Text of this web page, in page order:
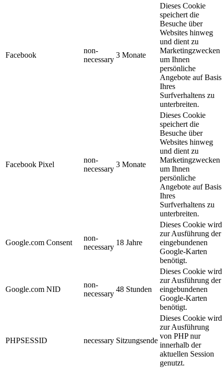
Facebook
non-
necessary
3 Monate
Dieses Cookie
speichert die
Besuche über
Websites hinweg
und dient zu
Marketingzwecken
um Ihnen
persönliche
Angebote auf Basis
Ihres
Surfverhaltens zu
unterbreiten.
Facebook Pixel
non-
necessary
3 Monate
Dieses Cookie
speichert die
Besuche über
Websites hinweg
und dient zu
Marketingzwecken
um Ihnen
persönliche
Angebote auf Basis
Ihres
Surfverhaltens zu
unterbreiten.
Google.com Consent
non-
necessary
18 Jahre
Dieses Cookie wird
zur Ausführung der
eingebundenen
Google-Karten
benötigt.
Google.com NID
non-
necessary
48 Stunden
Dieses Cookie wird
zur Ausführung der
eingebundenen
Google-Karten
benötigt.
PHPSESSID necessary Sitzungsende
Dieses Cookie wird
zur Ausführung
von PHP nur
innerhalb der
aktuellen Session
genutzt.